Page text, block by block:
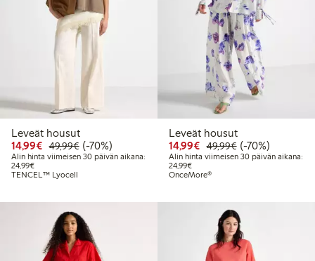
Leveät housut
14,99€ Alennettu hinta: 14,99 €
49,99€Normaalihinta: 49,99 €
70% alennus
(-70%)
Alin hinta viimeisen 30 päivän aikana:
24,99€Alin hinta viimeisen 30 päivän aikana: 24,99 €
TENCEL™ Lyocell
Leveät housut
14,99€ Alennettu hinta: 14,99
49,99€Normaalihinta:
70% alennus
(-70%)
Alin hinta viimeisen 30 päivän aikana:
24,99€Alin hinta viimeisen 30 päivän
OnceMore®